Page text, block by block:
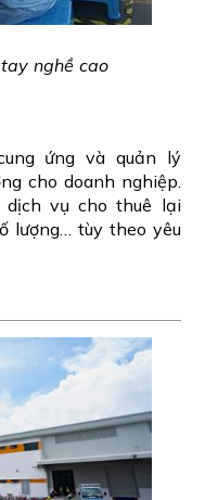
nghề cao
ứng và quản lý
cho doanh nghiệp.
dịch vụ cho thuê lại
lượng… tùy theo yêu